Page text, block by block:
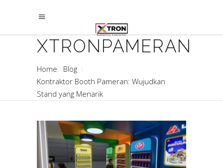
XTRONPAMERAN
Home
Blog
Kontraktor Booth Pameran: Wujudkan
Stand yang Menarik